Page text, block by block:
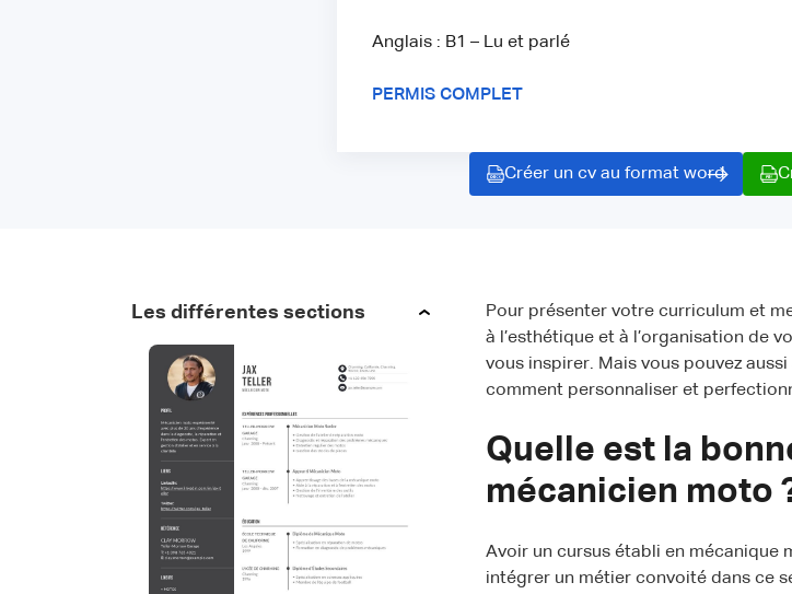
Anglais : B1 – Lu et parlé
PERMIS COMPLET
Créer un cv au format word
Les différentes sections
Pour présenter votre curriculum et
à l’esthétique et à l’organisation de
vous inspirer. Mais vous pouvez
comment personnaliser et
Quelle est la
mécanicien moto
Avoir un cursus établi en mécanique
intégrer un métier convoité dans ce